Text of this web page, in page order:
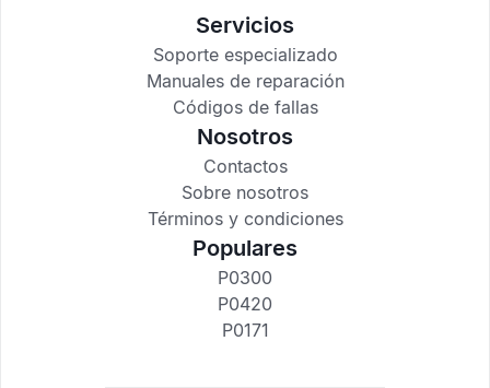
Servicios
Soporte especializado
Manuales de reparación
Códigos de fallas
Nosotros
Contactos
Sobre nosotros
Términos y condiciones
Populares
P0300
P0420
P0171